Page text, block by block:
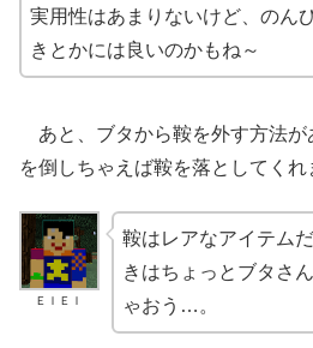
実用性はあまりないけど、のん
きとかには良いのかもね～
あと、ブタから鞍を外す方法が
を倒しちゃえば鞍を落としてくれ
ＥＩＥＩ
鞍はレアなアイテム
きはちょっとブタさ
ゃおう…。